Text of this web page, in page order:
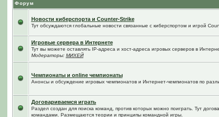
Форум
Новости киберспорта и Counter-Strike
Тут обсуждаются глобальные новости связанные с киберспортом и игрой
Игровые сервера в Интернете
Тут вы можете оставлять IP-адреса и хост-адреса игровых серверов в
Модераторы: МИХЕЙ
Чемпионаты и online чемпионаты
Анонсы и обсуждение игровых чемпионатов и Интернет-чемпионатов по
Договариваемся играть
Раздел создан для поиска команд, против которых можно поиграть. Тут
командами. Размещаются теории и принципы командной игры.